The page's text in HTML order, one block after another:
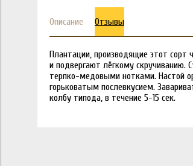
Описание Отзывы
Плантации, производящие этот сорт
и подвергают лёгкому скручиванию.
терпко-медовыми нотками. Настой
горьковатым послевкусием.
колбу типода, в течение 5-15 сек.